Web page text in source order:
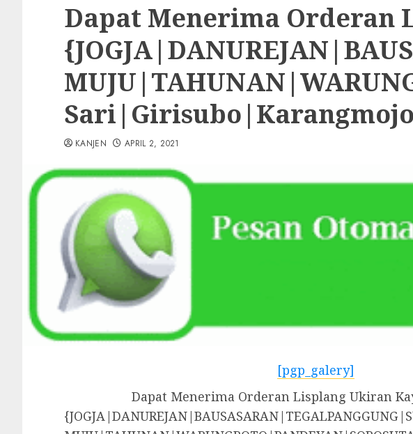
Dapat Menerima Orderan
KANJEN APRIL 2, 2021
[pgp_galery]
Dapat Menerima Orderan Lisplang Ukiran